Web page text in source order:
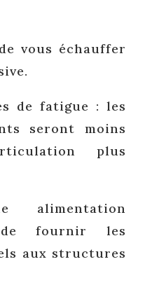
vous échauffer
de fatigue : les
seront moins
plus
alimentation
fournir les
aux structures